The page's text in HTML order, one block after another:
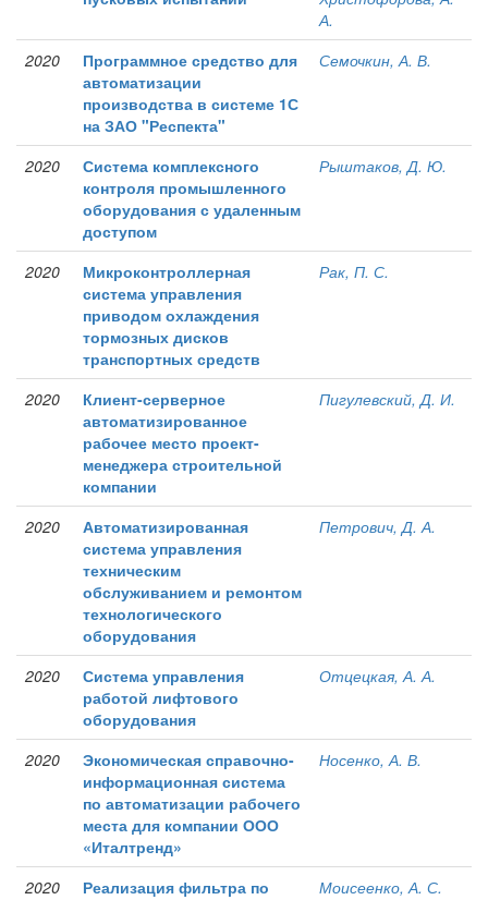
А.
2020
Программное средство для
автоматизации
производства в системе 1С
на ЗАО "Респекта"
Семочкин, А. В.
2020
Система комплексного
контроля промышленного
оборудования с удаленным
доступом
Рыштаков, Д. Ю.
2020
Микроконтроллерная
система управления
приводом охлаждения
тормозных дисков
транспортных средств
Рак, П. С.
2020
Клиент-серверное
автоматизированное
рабочее место проект-
менеджера строительной
компании
Пигулевский, Д. И.
2020
Автоматизированная
система управления
техническим
обслуживанием и ремонтом
технологического
оборудования
Петрович, Д. А.
2020
Система управления
работой лифтового
оборудования
Отцецкая, А. А.
2020
Экономическая справочно-
информационная система
по автоматизации рабочего
места для компании ООО
«Италтренд»
Носенко, А. В.
2020
Реализация фильтра по
Моисеенко, А. С.